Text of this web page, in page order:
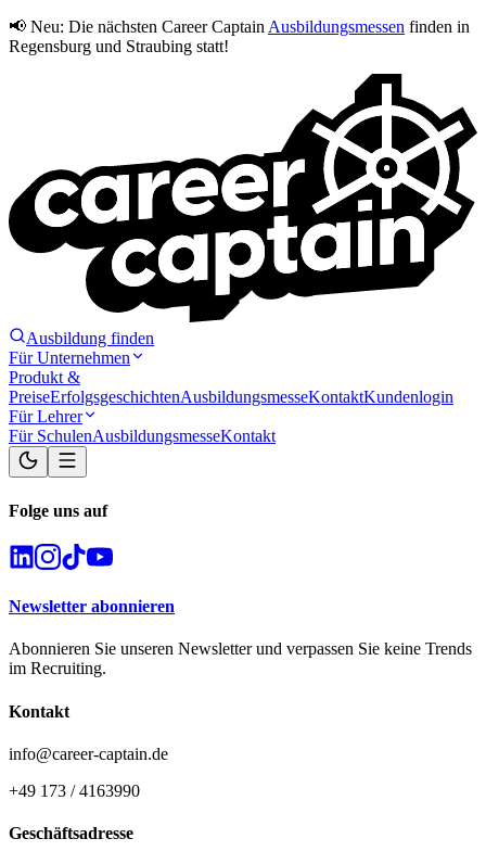
📢 Neu: Die nächsten Career Captain Ausbildungsmessen finden in
Regensburg und Straubing statt!
Ausbildung finden
Für Unternehmen
Produkt &
PreiseErfolgsgeschichtenAusbildungsmesseKontaktKundenlogin
Für Lehrer
Für SchulenAusbildungsmesseKontakt
Folge uns auf
Newsletter abonnieren
Abonnieren Sie unseren Newsletter und verpassen Sie keine Trends
im Recruiting.
Kontakt
info@career-captain.de
+49 173 / 4163990
Geschäftsadresse